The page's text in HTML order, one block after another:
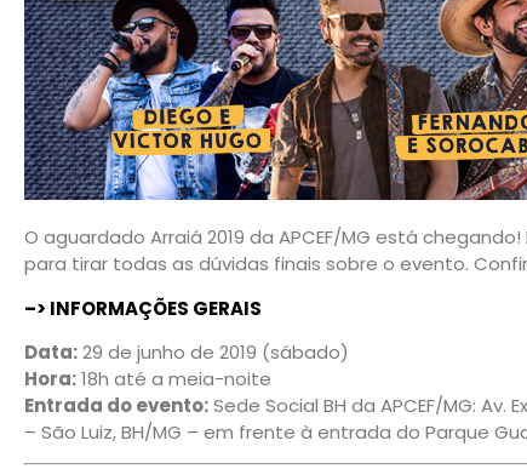
O aguardado Arraiá 2019 da APCEF/MG está
para tirar todas as dúvidas finais sobre o evento.
–> INFORMAÇÕES GERAIS
Data:29 de junho de 2019 (sábado)
Hora:18h até a meia-noite
Entrada do evento:Sede Social BH da APCEF/MG: Av.
– São Luiz, BH/MG – em frente à entrada do Parque